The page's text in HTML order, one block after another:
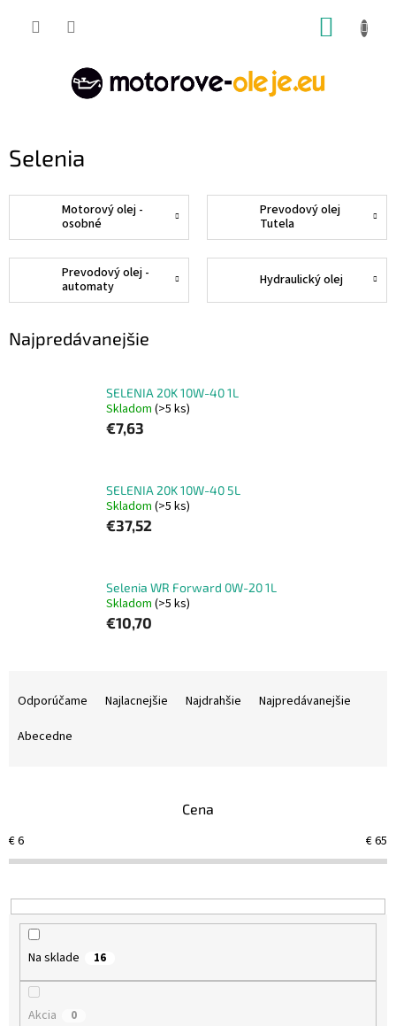
Selenia
Motorový olej -
osobné
Prevodový olej
Tutela
Prevodový olej -
automaty
Hydraulický olej
Najpredávanejšie
SELENIA 20K 10W-40 1L
Skladom (>5 ks)
€7,63
SELENIA 20K 10W-40 5L
Skladom (>5 ks)
€37,52
Selenia WR Forward 0W-20 1L
Skladom (>5 ks)
€10,70
r
o
u
k
Odporúčame Najlacnejšie Najdrahšie
Najpredávanejšie
Abecedne
Cena
€6 €65
Na sklade 16
Akcia 0